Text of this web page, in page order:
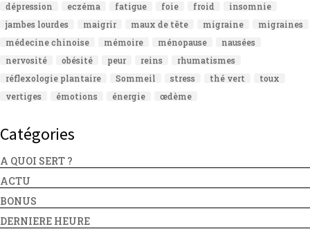
dépression
eczéma fatigue foie froid
insomnie
jambes lourdes
maigrir maux de tête migraine
migraines
médecine chinoise
mémoire ménopause
nausées
nervosité
obésité peur reins
rhumatismes
réflexologie plantaire
Sommeil stress thé vert
toux
vertiges
émotions énergie œdème
Catégories
A QUOI SERT ?
ACTU
BONUS
DERNIERE HEURE